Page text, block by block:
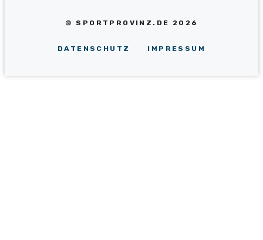
© SPORTPROVINZ.DE 2026
DATENSCHUTZ IMPRESSUM